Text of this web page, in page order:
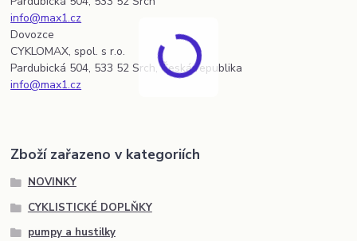
info@max1.cz
Dovozce
CYKLOMAX, spol. s r.o.
Pardubická 504, 533 52 Srch, Česká republika
info@max1.cz
Zboží zařazeno v kategoriích
NOVINKY
CYKLISTICKÉ DOPLŇKY
pumpy a hustilky